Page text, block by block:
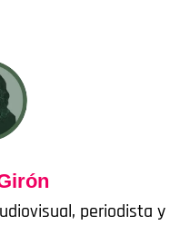
periodista y